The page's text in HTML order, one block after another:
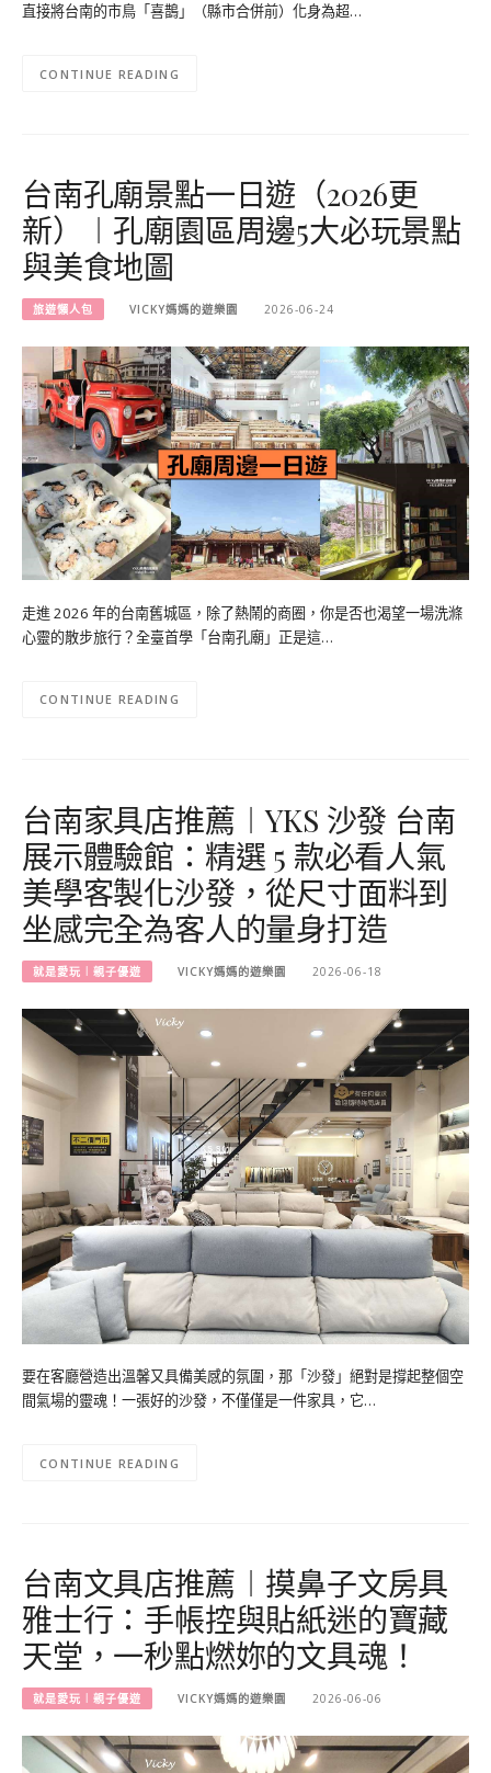
直接將台南的市鳥「喜鵲」（縣市合併前）化身為超…
CONTINUE READING
台南孔廟景點一日遊（2026更
新）︱孔廟園區周邊5大必玩景點
與美食地圖
旅遊懶人包 VICKY媽媽的遊樂園 2026-06-24
走進 2026 年的台南舊城區，除了熱鬧的商圈，你是否也渴望一場洗滌
心靈的散步旅行？全臺首學「台南孔廟」正是這…
CONTINUE READING
台南家具店推薦︱YKS 沙發 台南
展示體驗館：精選 5 款必看人氣
美學客製化沙發，從尺寸面料到
坐感完全為客人的量身打造
就是愛玩︱親子優遊 VICKY媽媽的遊樂園 2026-06-18
要在客廳營造出溫馨又具備美感的氛圍，那「沙發」絕對是撐起整個空
間氣場的靈魂！一張好的沙發，不僅僅是一件家具，它…
CONTINUE READING
台南文具店推薦︱摸鼻子文房具
雅士行：手帳控與貼紙迷的寶藏
天堂，一秒點燃妳的文具魂！
就是愛玩︱親子優遊 VICKY媽媽的遊樂園 2026-06-06